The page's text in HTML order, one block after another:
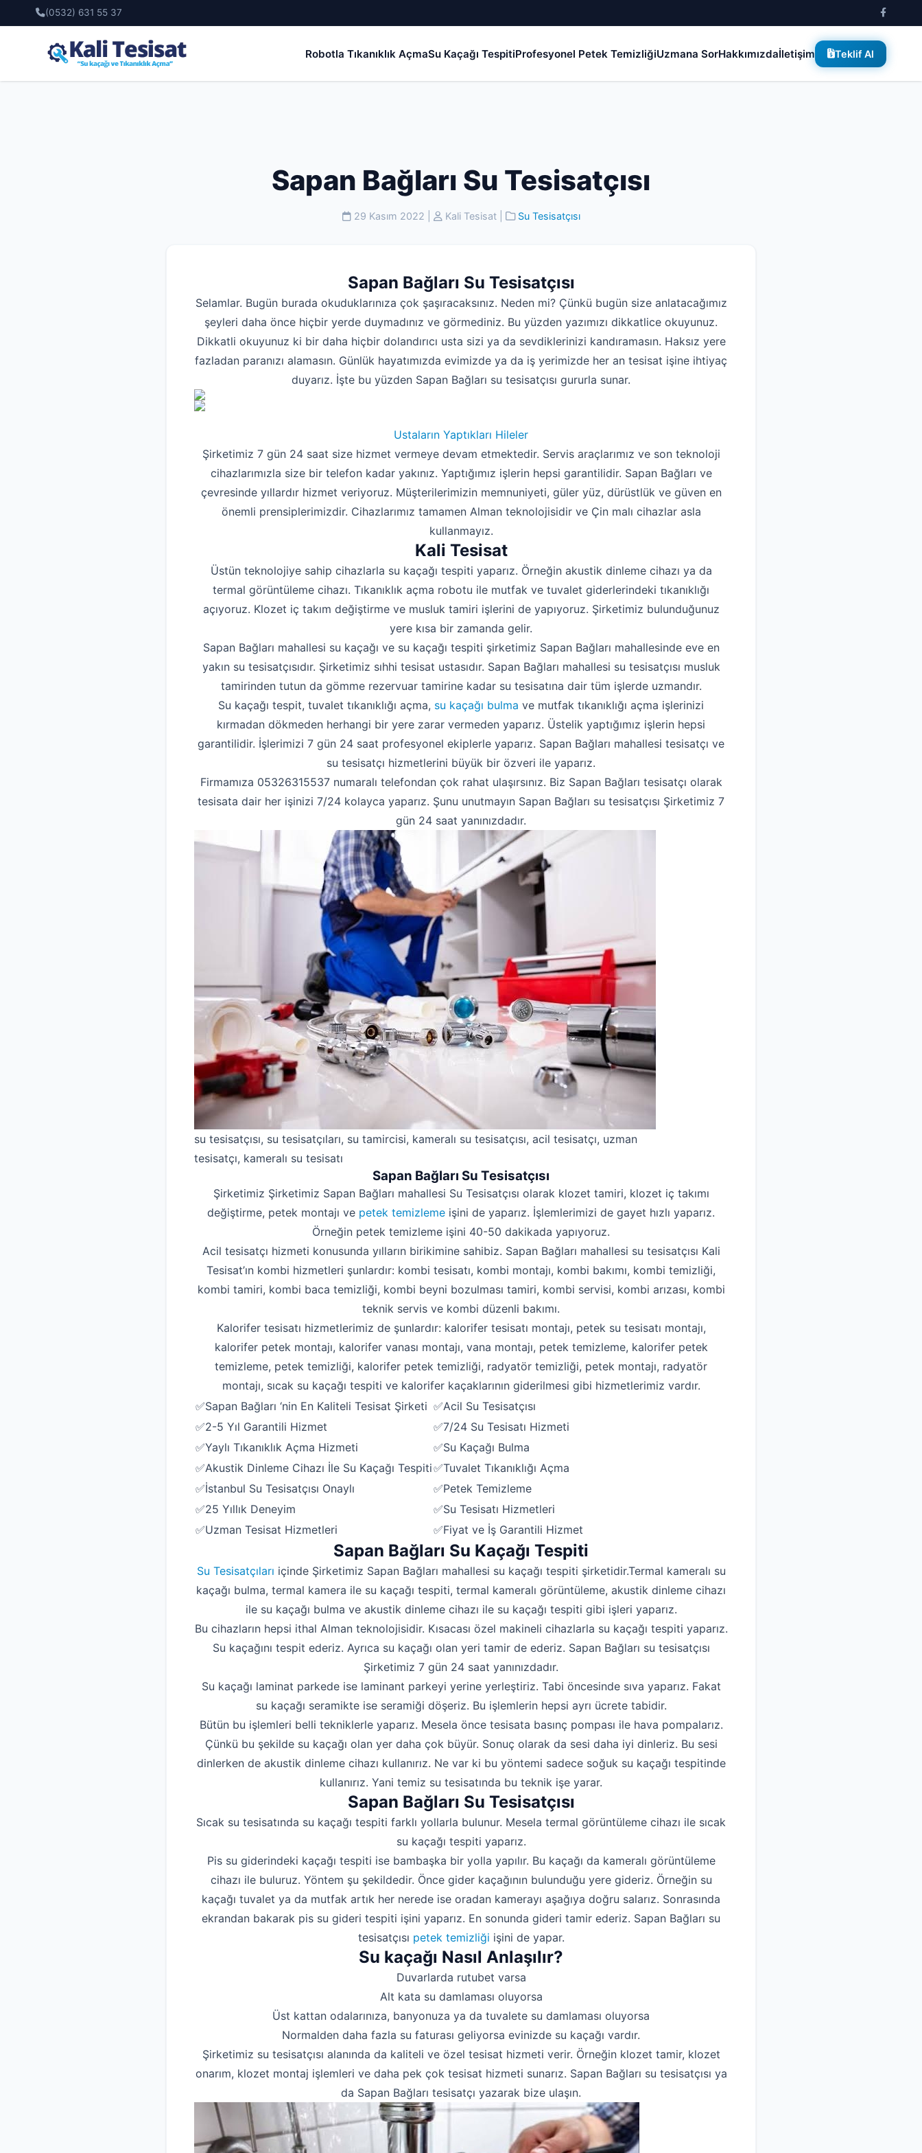
(0532) 631 55 37
Robotla Tıkanıklık AçmaSu Kaçağı TespitiProfesyonel Petek TemizliğiUzmana SorHakkımızdaİletişim Teklif Al
Robotla Tıkanıklık Açma
Su Kaçağı Tespiti
Profesyonel Petek Temizliği
Uzmana Sor
Hakkımızda
İletişim
Sapan Bağları Su Tesisatçısı
29 Kasım 2022 Kali Tesisat| Su Tesisatçısı
Sapan Bağları Su Tesisatçısı
Selamlar. Bugün burada okuduklarınıza çok şaşıracaksınız. Neden mi? Çünkü bugün size anlatacağımız
şeyleri daha önce hiçbir yerde duymadınız ve görmediniz. Bu yüzden yazımızı dikkatlice okuyunuz.
Dikkatli okuyunuz ki bir daha hiçbir dolandırıcı usta sizi ya da sevdiklerinizi kandıramasın. Haksız yere
fazladan paranızı alamasın. Günlük hayatımızda evimizde ya da iş yerimizde her an tesisat işine ihtiyaç
duyarız. İşte bu yüzden Sapan Bağları su tesisatçısı gururla sunar.
Ustaların Yaptıkları Hileler
Şirketimiz 7 gün 24 saat size hizmet vermeye devam etmektedir. Servis araçlarımız ve son teknoloji
cihazlarımızla size bir telefon kadar yakınız. Yaptığımız işlerin hepsi garantilidir. Sapan Bağları ve
çevresinde yıllardır hizmet veriyoruz. Müşterilerimizin memnuniyeti, güler yüz, dürüstlük ve güven en
önemli prensiplerimizdir. Cihazlarımız tamamen Alman teknolojisidir ve Çin malı cihazlar asla
kullanmayız.
Kali Tesisat
Üstün teknolojiye sahip cihazlarla su kaçağı tespiti yaparız. Örneğin akustik dinleme cihazı ya da
termal görüntüleme cihazı. Tıkanıklık açma robotu ile mutfak ve tuvalet giderlerindeki tıkanıklığı
açıyoruz. Klozet iç takım değiştirme ve musluk tamiri işlerini de yapıyoruz. Şirketimiz bulunduğunuz
yere kısa bir zamanda gelir.
Sapan Bağları mahallesi su kaçağı ve su kaçağı tespiti şirketimiz Sapan Bağları mahallesinde eve en
yakın su tesisatçısıdır. Şirketimiz sıhhi tesisat ustasıdır. Sapan Bağları mahallesi su tesisatçısı musluk
tamirinden tutun da gömme rezervuar tamirine kadar su tesisatına dair tüm işlerde uzmandır.
Su kaçağı tespit, tuvalet tıkanıklığı açma, su kaçağı bulma ve mutfak tıkanıklığı açma işlerinizi
kırmadan dökmeden herhangi bir yere zarar vermeden yaparız. Üstelik yaptığımız işlerin hepsi
garantilidir. İşlerimizi 7 gün 24 saat profesyonel ekiplerle yaparız. Sapan Bağları mahallesi tesisatçı ve
su tesisatçı hizmetlerini büyük bir özveri ile yaparız.
Firmamıza 05326315537 numaralı telefondan çok rahat ulaşırsınız. Biz Sapan Bağları tesisatçı olarak
tesisata dair her işinizi 7/24 kolayca yaparız. Şunu unutmayın Sapan Bağları su tesisatçısı Şirketimiz 7
gün 24 saat yanınızdadır.
su tesisatçısı, su tesisatçıları, su tamircisi, kameralı su tesisatçısı, acil tesisatçı, uzman
tesisatçı, kameralı su tesisatı
Sapan Bağları Su Tesisatçısı
Şirketimiz Şirketimiz Sapan Bağları mahallesi Su Tesisatçısı olarak klozet tamiri, klozet iç takımı
değiştirme, petek montajı ve petek temizleme işini de yaparız. İşlemlerimizi de gayet hızlı yaparız.
Örneğin petek temizleme işini 40-50 dakikada yapıyoruz.
Acil tesisatçı hizmeti konusunda yılların birikimine sahibiz. Sapan Bağları mahallesi su tesisatçısı Kali
Tesisat’ın kombi hizmetleri şunlardır: kombi tesisatı, kombi montajı, kombi bakımı, kombi temizliği,
kombi tamiri, kombi baca temizliği, kombi beyni bozulması tamiri, kombi servisi, kombi arızası, kombi
teknik servis ve kombi düzenli bakımı.
Kalorifer tesisatı hizmetlerimiz de şunlardır: kalorifer tesisatı montajı, petek su tesisatı montajı,
kalorifer petek montajı, kalorifer vanası montajı, vana montajı, petek temizleme, kalorifer petek
temizleme, petek temizliği, kalorifer petek temizliği, radyatör temizliği, petek montajı, radyatör
montajı, sıcak su kaçağı tespiti ve kalorifer kaçaklarının giderilmesi gibi hizmetlerimiz vardır.
✅Sapan Bağları ‘nin En Kaliteli Tesisat Şirketi ✅Acil Su Tesisatçısı
✅2-5 Yıl Garantili Hizmet
✅7/24 Su Tesisatı Hizmeti
✅Yaylı Tıkanıklık Açma Hizmeti
✅Su Kaçağı Bulma
✅Akustik Dinleme Cihazı İle Su Kaçağı Tespiti✅Tuvalet Tıkanıklığı Açma
✅İstanbul Su Tesisatçısı Onaylı
✅Petek Temizleme
✅25 Yıllık Deneyim
✅Su Tesisatı Hizmetleri
✅Uzman Tesisat Hizmetleri
✅Fiyat ve İş Garantili Hizmet
Sapan Bağları Su Kaçağı Tespiti
Su Tesisatçıları içinde Şirketimiz Sapan Bağları mahallesi su kaçağı tespiti şirketidir.Termal kameralı su
kaçağı bulma, termal kamera ile su kaçağı tespiti, termal kameralı görüntüleme, akustik dinleme cihazı
ile su kaçağı bulma ve akustik dinleme cihazı ile su kaçağı tespiti gibi işleri yaparız.
Bu cihazların hepsi ithal Alman teknolojisidir. Kısacası özel makineli cihazlarla su kaçağı tespiti yaparız.
Su kaçağını tespit ederiz. Ayrıca su kaçağı olan yeri tamir de ederiz. Sapan Bağları su tesisatçısı
Şirketimiz 7 gün 24 saat yanınızdadır.
Su kaçağı laminat parkede ise laminant parkeyi yerine yerleştiriz. Tabi öncesinde sıva yaparız. Fakat
su kaçağı seramikte ise seramiği döşeriz. Bu işlemlerin hepsi ayrı ücrete tabidir.
Bütün bu işlemleri belli tekniklerle yaparız. Mesela önce tesisata basınç pompası ile hava pompalarız.
Çünkü bu şekilde su kaçağı olan yer daha çok büyür. Sonuç olarak da sesi daha iyi dinleriz. Bu sesi
dinlerken de akustik dinleme cihazı kullanırız. Ne var ki bu yöntemi sadece soğuk su kaçağı tespitinde
kullanırız. Yani temiz su tesisatında bu teknik işe yarar.
Sapan Bağları Su Tesisatçısı
Sıcak su tesisatında su kaçağı tespiti farklı yollarla bulunur. Mesela termal görüntüleme cihazı ile sıcak
su kaçağı tespiti yaparız.
Pis su giderindeki kaçağı tespiti ise bambaşka bir yolla yapılır. Bu kaçağı da kameralı görüntüleme
cihazı ile buluruz. Yöntem şu şekildedir. Önce gider kaçağının bulunduğu yere gideriz. Örneğin su
kaçağı tuvalet ya da mutfak artık her nerede ise oradan kamerayı aşağıya doğru salarız. Sonrasında
ekrandan bakarak pis su gideri tespiti işini yaparız. En sonunda gideri tamir ederiz. Sapan Bağları su
tesisatçısı petek temizliği işini de yapar.
Su kaçağı Nasıl Anlaşılır?
Duvarlarda rutubet varsa
Alt kata su damlaması oluyorsa
Üst kattan odalarınıza, banyonuza ya da tuvalete su damlaması oluyorsa
Normalden daha fazla su faturası geliyorsa evinizde su kaçağı vardır.
Şirketimiz su tesisatçısı alanında da kaliteli ve özel tesisat hizmeti verir. Örneğin klozet tamir, klozet
onarım, klozet montaj işlemleri ve daha pek çok tesisat hizmeti sunarız. Sapan Bağları su tesisatçısı ya
da Sapan Bağları tesisatçı yazarak bize ulaşın.